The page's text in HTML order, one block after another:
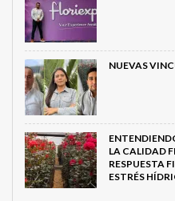
NUEVAS
LA CALIDAD
RESPUESTA
ESTRÉS